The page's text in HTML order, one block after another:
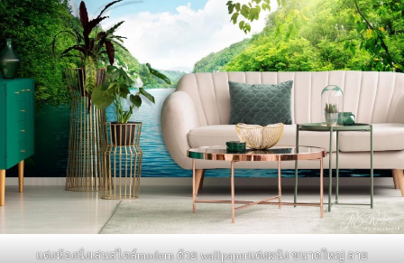
แต่งห้องนั่งเล่นสไตล์modern ด้วย wallpaperแต่งผนัง ขนาดใหญ่ ลาย